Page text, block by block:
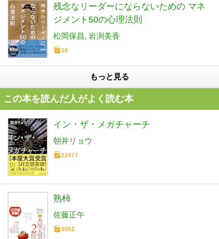
残念なリーダーにならないための マネ
ジメント50の心理法則
松岡保昌 岩渕美香
10
もっと見る
この本を読んだ人がよく読む本
イン・ザ・メガチャーチ
朝井リョウ
22077
熟柿
佐藤正午
9062